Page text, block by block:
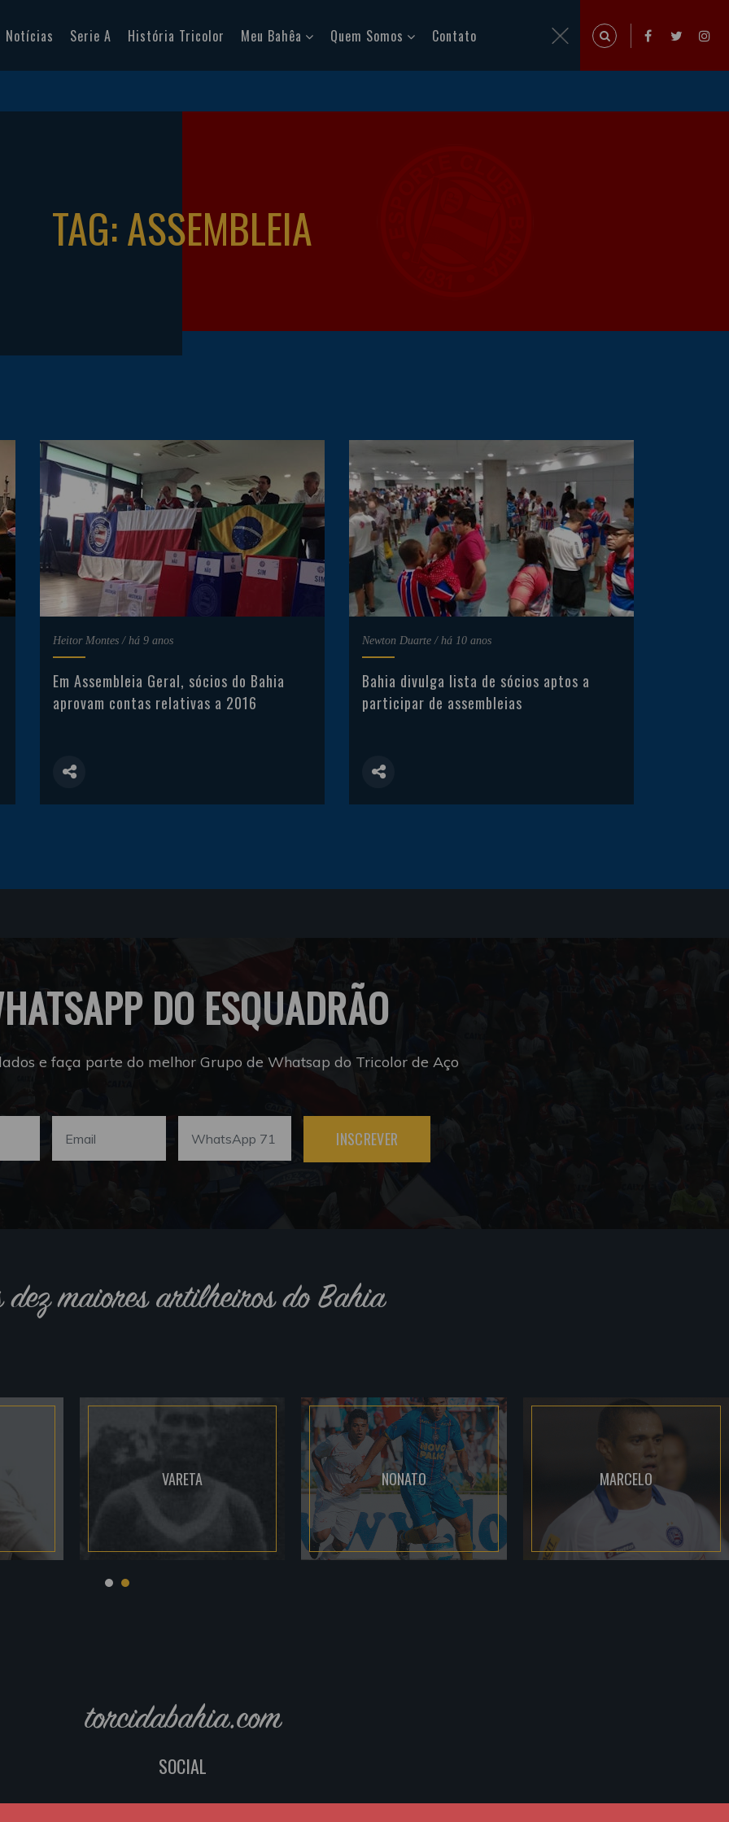
Notícias Serie A História Tricolor Meu Bahêa Quem Somos Contato
TAG: ASSEMBLEIA
Heitor Montes / há 9 anos
Em Assembleia Geral, sócios do Bahia
aprovam contas relativas a 2016
Newton Duarte / há 10 anos
Bahia divulga lista de sócios aptos a
participar de assembleias
DO ESQUADRÃO
e faça parte do melhor Grupo de Whatsap do Tricolor de Aço
INSCREVER
dez maiores artilheiros do Bahia
VARETA NONATO MARCELO
torcidabahia.com
SOCIAL